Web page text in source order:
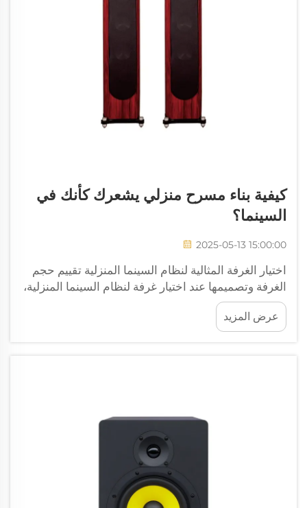
كيفية بناء مسرح منزلي يشعرك كأنك في
السينما؟
2025-05-13 15:00:00
اختيار الغرفة المثالية لنظام السينما المنزلية تقييم حجم
الغرفة وتصميمها عند اختيار غرفة لنظام السينما المنزلية،
ابدأ بفحص مساحة الغرفة فعليًا وتحديد التصميم
المناسب. يجب أن تكون الغرفة ذات مساحة كافية لتوفير
تجربة صوتية ومرئية ممتازة.
عرض المزيد